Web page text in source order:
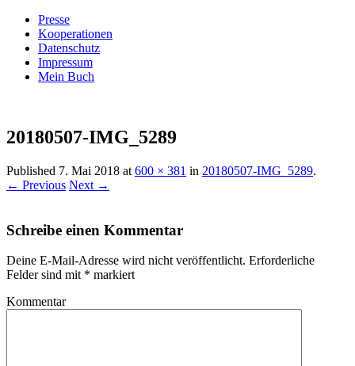
Presse
Kooperationen
Datenschutz
Impressum
Mein Buch
Villa König
20180507-IMG_5289
Published 7. Mai 2018 at 600 × 381 in 20180507-IMG_5289.
← Previous Next →
Schreibe einen Kommentar
Deine E-Mail-Adresse wird nicht veröffentlicht. Erforderliche
Felder sind mit * markiert
Kommentar